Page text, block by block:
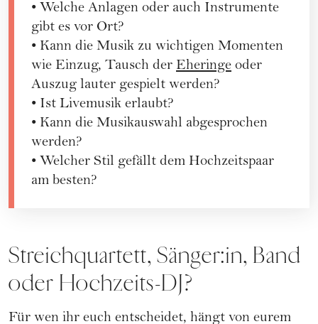
• Welche Anlagen oder auch Instrumente
gibt es vor Ort?
• Kann die Musik zu wichtigen Momenten
wie Einzug, Tausch der Eheringe oder
Auszug lauter gespielt werden?
• Ist Livemusik erlaubt?
• Kann die Musikauswahl abgesprochen
werden?
• Welcher Stil gefällt dem Hochzeitspaar
am besten?
Streichquartett, Sänger:in, Band
oder Hochzeits-DJ?
Für wen ihr euch entscheidet, hängt von eurem